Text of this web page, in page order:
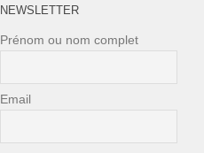
NEWSLETTER
Prénom ou nom complet
Email